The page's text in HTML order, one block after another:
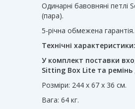
Одинарні бавовняні петлі
(пара).
5-річна обмежена гарантія.
Технічні характеристики:
У комплект поставки
Sitting Box Lite та ремінь
Розміри: 244 x 67 x 36 см.
Вага: 64 кг.